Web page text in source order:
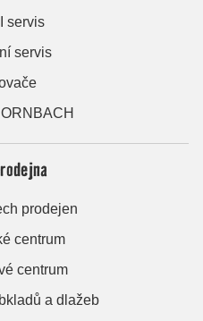
servis
servis
prodejen
centrum
centrum
a dlažeb